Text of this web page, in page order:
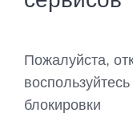
Пожалуйста,
блокировки